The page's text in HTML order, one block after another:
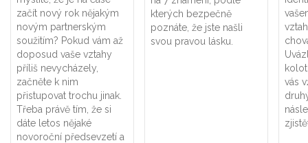
začít nový rok nějakým
novým partnerským
soužitím? Pokud vám až
doposud vaše vztahy
příliš nevycházely,
začněte k nim
přistupovat trochu jinak.
Třeba právě tím, že si
dáte letos nějaké
novoroční předsevzetí a
kterých bezpečně
poznáte, že jste našli
svou pravou lásku.
vás